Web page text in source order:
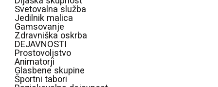
Svetovalna služba
Jedilnik malica
Gamsovanje
Zdravniška oskrba
DEJAVNOSTI
Prostovoljstvo
Animatorji
Glasbene skupine
Športni tabori